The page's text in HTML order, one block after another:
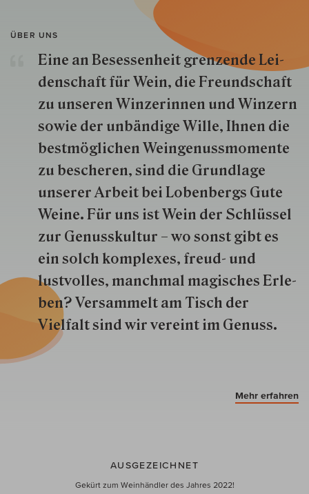
ÜBER UNS
Eine an Besessenheit gren­zende Lei­
den­schaft für Wein, die Freund­schaft
zu unseren Win­zer­innen und Win­zern
so­wie der un­bän­dige Wille, Ihnen die
best­mög­lich­en Wein­genuss­momente
zu besche­ren, sind die Grund­lage
unserer Arbeit bei Lobenbergs Gute
Weine. Für uns ist Wein der Schlüs­sel
zur Genuss­kultur – wo sonst gibt es
ein solch kom­plexes, freud- und
lustvolles, manchmal ma­gisch­es Er­le­
ben? Versammelt am Tisch der
Vielfalt sind wir ver­eint im Genuss.
Mehr erfahren
AUSGEZEICHNET
Gekürt zum Weinhändler des Jahres 2022!